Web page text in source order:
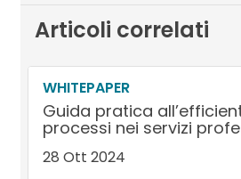
Articoli correlati
WHITEPAPER
Guida pratica
processi nei servizi
28 Ott 2024